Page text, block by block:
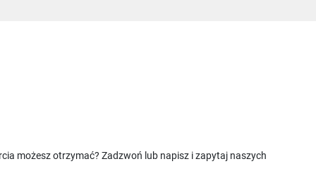
możesz otrzymać? Zadzwoń lub napisz i zapytaj naszych